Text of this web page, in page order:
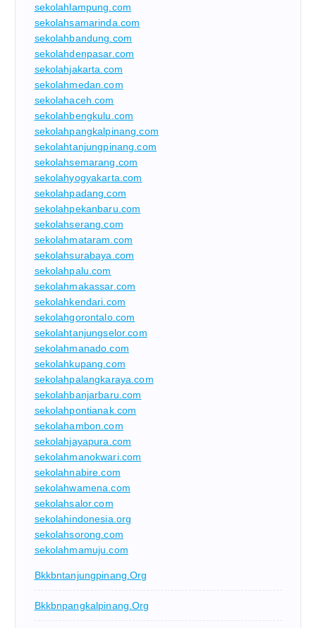
sekolahlampung.com
sekolahsamarinda.com
sekolahbandung.com
sekolahdenpasar.com
sekolahjakarta.com
sekolahmedan.com
sekolahaceh.com
sekolahbengkulu.com
sekolahpangkalpinang.com
sekolahtanjungpinang.com
sekolahsemarang.com
sekolahyogyakarta.com
sekolahpadang.com
sekolahpekanbaru.com
sekolahserang.com
sekolahmataram.com
sekolahsurabaya.com
sekolahpalu.com
sekolahmakassar.com
sekolahkendari.com
sekolahgorontalo.com
sekolahtanjungselor.com
sekolahmanado.com
sekolahkupang.com
sekolahpalangkaraya.com
sekolahbanjarbaru.com
sekolahpontianak.com
sekolahambon.com
sekolahjayapura.com
sekolahmanokwari.com
sekolahnabire.com
sekolahwamena.com
sekolahsalor.com
sekolahindonesia.org
sekolahsorong.com
sekolahmamuju.com
Bkkbntanjungpinang.org
Bkkbnpangkalpinang.org